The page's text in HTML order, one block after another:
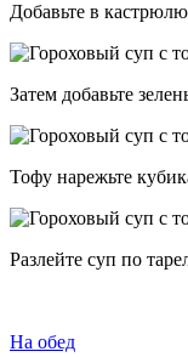
Добавьте в
Затем добавьте
Тофу нарежьте
Разлейте суп по
На обед